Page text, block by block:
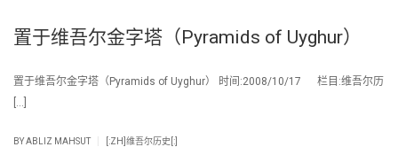
置于维吾尔金字塔（Pyramids of Uyghur）
置于维吾尔金字塔（Pyramids of Uyghur） 时间:2008/10/17 栏目:维吾尔历
[…]
BYABLIZ MAHSUT [:ZH]维吾尔历史[:]